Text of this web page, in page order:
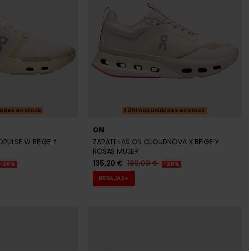
en stock
W BEIGE Y
-20%
Últimas unidades en stock
ON
ZAPATILLAS ON CLOUDNOVA X BEIGE Y
ROSAS MUJER
135,20 € 169,00 € -20%
REBAJAS+